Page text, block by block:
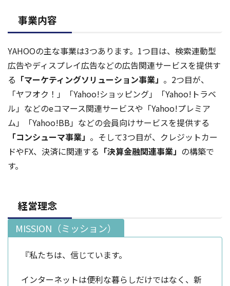
事業内容
YAHOOの主な事業は3つあります。1つ目は、検索連動型
広告やディスプレイ広告などの広告関連サービスを提供す
る 「マーケティングソリューション事業」 。2つ目が、
「ヤフオク！」「Yahoo!ショッピング」「Yahoo!トラベ
ル」などのeコマース関連サービスや「Yahoo!プレミア
ム」「Yahoo!BB」などの会員向けサービスを提供する
「コンシューマ事業」 。そして3つ目が、クレジットカー
ドやFX、決済に関連する 「決算金融関連事業」 の構築で
す。
経営理念
MISSION（ミッション）
『私たちは、信じています。
インターネットは便利な暮らしだけではなく、新